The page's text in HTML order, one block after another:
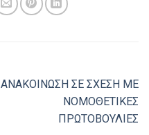
ΑΝΑΚΟΙΝΩΣΗ ΣΕ ΣΧΕΣΗ ΜΕ
ΝΟΜΟΘΕΤΙΚΕΣ
ΠΡΩΤΟΒΟΥΛΙΕΣ